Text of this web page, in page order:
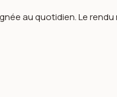
au quotidien. Le